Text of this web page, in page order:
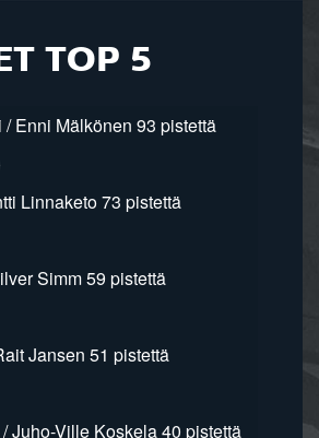
TOP 5
Enni Mälkönen 93 pistettä
Linnaketo 73 pistettä
Simm 59 pistettä
Jansen 51 pistettä
Juho-Ville Koskela 40 pistettä